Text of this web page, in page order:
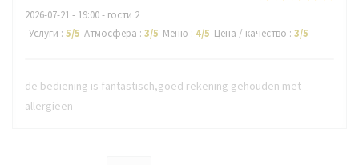
2026-07-21- 19:00 - гости 2
Услуги : 5/5 Атмосфера : 3/5 Меню : 4/5 Цена / качество : 3/5
de bediening is fantastisch,goed rekening gehouden met
allergieen